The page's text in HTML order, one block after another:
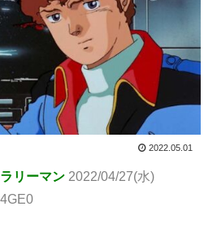
2022.05.01
リーマン 2022/04/27(水)